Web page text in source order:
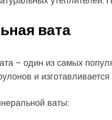
вата
– один из самых
и
ваты: